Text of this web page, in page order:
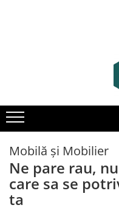
Mobilă și Mobilier
Ne pare rau,
care sa se
ta